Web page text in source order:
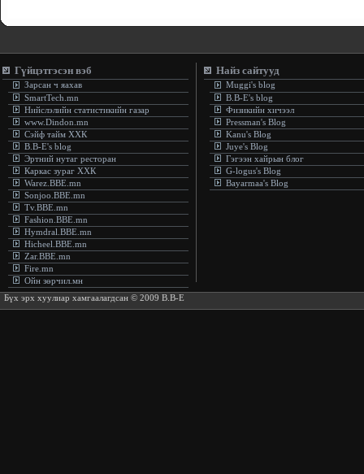
Гүйцэтгэсэн вэб
Зарсан ч яахав
SmartTech.mn
Нийслэлийн статистикийн газар
www.Dindon.mn
Сэйф тайм ХХК
B.B-E's blog
Эртний нутаг ресторан
Каркас зураг ХХК
Warez.BBE.mn
Sonjoo.BBE.mn
Tv.BBE.mn
Fashion.BBE.mn
Hymdral.BBE.mn
Hicheel.BBE.mn
Zar.BBE.mn
Fire.mn
Ойн зөрчил.мн
Найз сайтууд
Muggi's blog
B.B-E's blog
Физикийн хичээл
Pressman's Blog
Kanu's Blog
Juye's Blog
Гэгээн хайрын блог
G-logus's Blog
Bayarmaa's Blog
Бүх эрх хуулиар хамгаалагдсан © 2009 B.B-E